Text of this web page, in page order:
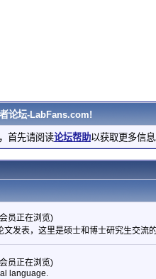
论坛-LabFans.com!
首先请阅读论坛帮助以获取更多信
员正在浏览)
文发表，这里是硕士和博士研究生交流
员正在浏览)
language.